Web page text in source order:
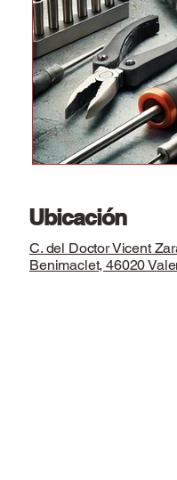
Ubicación
C. del Doctor Vicent
Benimaclet, 46020